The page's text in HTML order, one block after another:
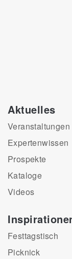
Aktuelles
Veranstaltungen
Expertenwissen
Prospekte
Kataloge
Videos
Festtagstisch
Picknick